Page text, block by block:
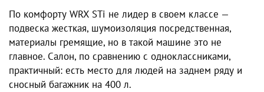
По комфорту WRX STi не лидер в своем классе —
подвеска жесткая, шумоизоляция посредственная,
материалы гремящие, но в такой машине это не
главное. Салон, по сравнению с одноклассниками,
практичный: есть место для людей на заднем ряду и
сносный багажник на 400 л.